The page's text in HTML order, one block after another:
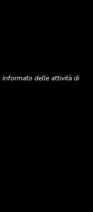
informato delle attività di